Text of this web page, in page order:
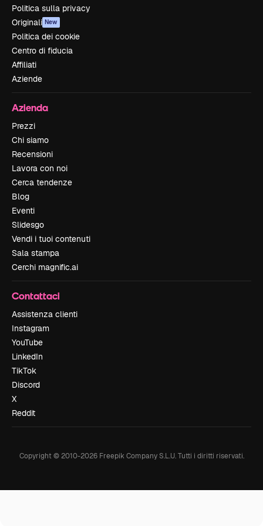
Politica sulla privacy
Originali New
Politica dei cookie
Centro di fiducia
Affiliati
Aziende
Azienda
Prezzi
Chi siamo
Recensioni
Lavora con noi
Cerca tendenze
Blog
Eventi
Slidesgo
Vendi i tuoi contenuti
Sala stampa
Cerchi magnific.ai
Contattaci
Assistenza clienti
Instagram
YouTube
LinkedIn
TikTok
Discord
X
Reddit
Copyright © 2010-2026Freepik Company S.L.U. Tutti i diritti riservati.